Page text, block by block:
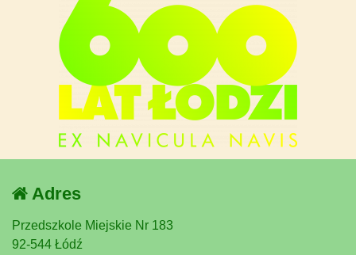
Adres
Przedszkole Miejskie Nr 183
92-544 Łódź